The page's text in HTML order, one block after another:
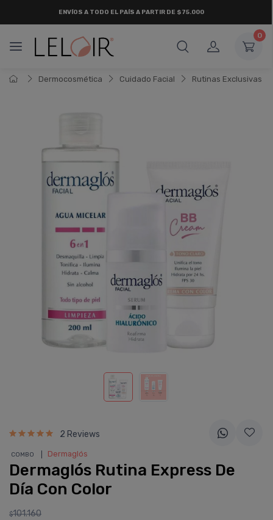
0
Dermocosmética Cuidado Facial Rutinas Exclusivas
2 Reviews
COMBO Dermaglós
Dermaglós Rutina Express De
Día Con Color
$101.160